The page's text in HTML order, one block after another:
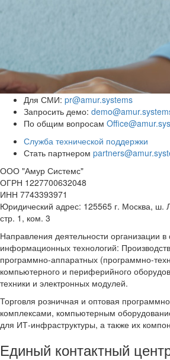
Для СМИ: pr@amur.systems
Запросить демо:
По общим вопросам
Служба технической поддержки
Стать партнером
ООО "Амур Системс"
ОГРН 1227700632048
ИНН 7743393971
Юридический адрес: 125565 г. Москва, ш.
стр. 1, ком. 3
Направления деятельности организации в
информационных технологий:
программно-аппаратных (программно-
компьютерного и периферийного
техники и электронных модулей.
Торговля розничная и оптовая
комплексами, компьютерным
для ИТ-инфраструктуры, а также их
Единый контактный